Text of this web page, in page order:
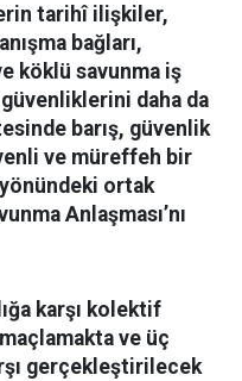
tarihî ilişkiler,
bağları,
köklü savunma iş
daha da
barış, güvenlik
ve müreffeh bir
ortak
Anlaşması’nı
karşı kolektif
ve üç
gerçekleştirilecek